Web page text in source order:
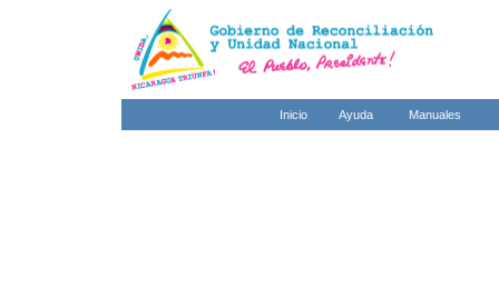
Inicio Ayuda Manuales